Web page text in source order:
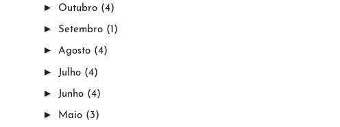
► Outubro (4)
► Setembro (1)
► Agosto (4)
► Julho (4)
► Junho (4)
► Maio (3)